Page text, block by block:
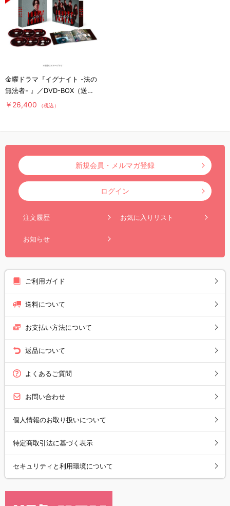
金曜ドラマ『イグナイト -法の
無法者- 』／DVD-BOX（送料
無料・6枚組）
￥26,400 （税込）
新規会員・メルマガ登録
ログイン
注文履歴 お気に入りリスト
お知らせ
ご利用ガイド
送料について
お支払い方法について
返品について
よくあるご質問
お問い合わせ
個人情報のお取り扱いについて
特定商取引法に基づく表示
セキュリティと利用環境について